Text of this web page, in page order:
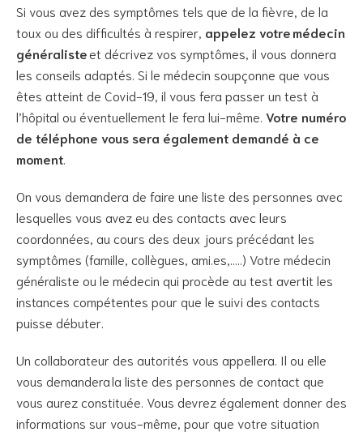
Si vous avez des symptômes tels que de la fièvre, de la
toux ou des difficultés à respirer, appelez votre médecin
généralisteet décrivez vos symptômes, il vous donnera
les conseils adaptés. Si le médecin soupçonne que vous
êtes atteint de Covid-19, il vous fera passer un test à
l’hôpital ou éventuellement le fera lui-même. Votre numéro
de téléphone vous sera également demandé à ce
moment
On vous demandera de faire une liste des personnes avec
lesquelles vous avez eu des contacts avec leurs
coordonnées, au cours des deux jours précédant les
symptômes (famille, collègues, ami.es,…..) Votre médecin
généraliste ou le médecin qui procède au test avertit les
instances compétentes pour que le suivi des contacts
puisse débuter.
Un collaborateur des autorités vous appellera. Il ou elle
vous demandera la liste des personnes de contact que
vous aurez constituée. Vous devrez également donner des
informations sur vous-même, pour que votre situation